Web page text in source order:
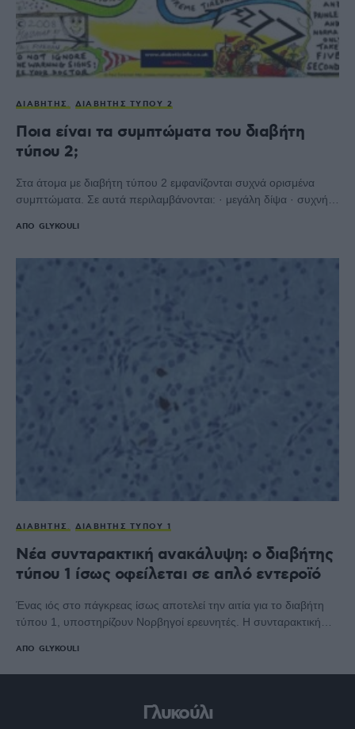
ΔΙΑΒΉΤΗΣ ΔΙΑΒΉΤΗΣ ΤΎΠΟΥ 2
Ποια είναι τα συμπτώματα του διαβήτη
τύπου 2;
Στα άτομα με διαβήτη τύπου 2 εμφανίζονται συχνά ορισμένα
συμπτώματα. Σε αυτά περιλαμβάνονται: · μεγάλη δίψα · συχνή…
ΑΠΌ GLYKOULI
ΔΙΑΒΉΤΗΣ ΔΙΑΒΉΤΗΣ ΤΎΠΟΥ 1
Νέα συνταρακτική ανακάλυψη: ο διαβήτης
τύπου 1 ίσως οφείλεται σε απλό εντεροϊό
Ένας ιός στο πάγκρεας ίσως αποτελεί την αιτία για το διαβήτη
τύπου 1, υποστηρίζουν Νορβηγοί ερευνητές. Η συνταρακτική…
ΑΠΌ GLYKOULI
Γλυκούλι